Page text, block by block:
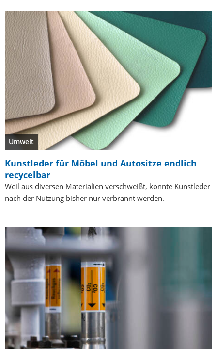
Umwelt
Kunstleder für Möbel und Autositze endlich
recycelbar
Weil aus diversen Materialien verschweißt, konnte Kunstleder
nach der Nutzung bisher nur verbrannt werden.